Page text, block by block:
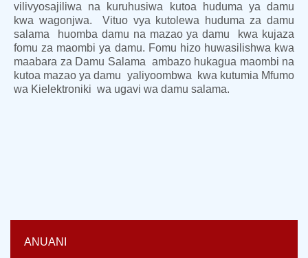
vilivyosajiliwa na kuruhusiwa kutoa huduma ya damu
kwa wagonjwa. Vituo vya kutolewa huduma za damu
salama huomba damu na mazao ya damu kwa kujaza
fomu za maombi ya damu. Fomu hizo huwasilishwa kwa
maabara za Damu Salama ambazo hukagua maombi na
kutoa mazao ya damu yaliyoombwa kwa kutumia Mfumo
wa Kielektroniki wa ugavi wa damu salama.
ANUANI